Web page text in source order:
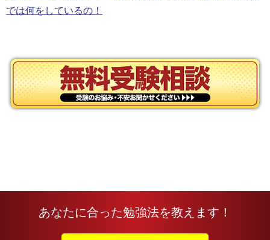
では何をしているの！
あなたに合った勉強法を教えます！